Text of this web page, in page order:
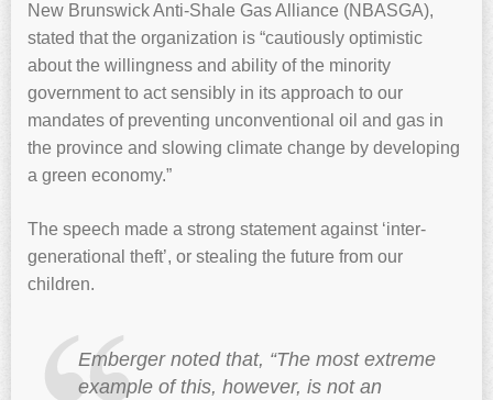
New Brunswick Anti-Shale Gas Alliance (NBASGA),
stated that the organization is “cautiously optimistic
about the willingness and ability of the minority
government to act sensibly in its approach to our
mandates of preventing unconventional oil and gas in
the province and slowing climate change by developing
a green economy.”
The speech made a strong statement against ‘inter-
generational theft’, or stealing the future from our
children.
Emberger noted that, “The most extreme
example of this, however, is not an